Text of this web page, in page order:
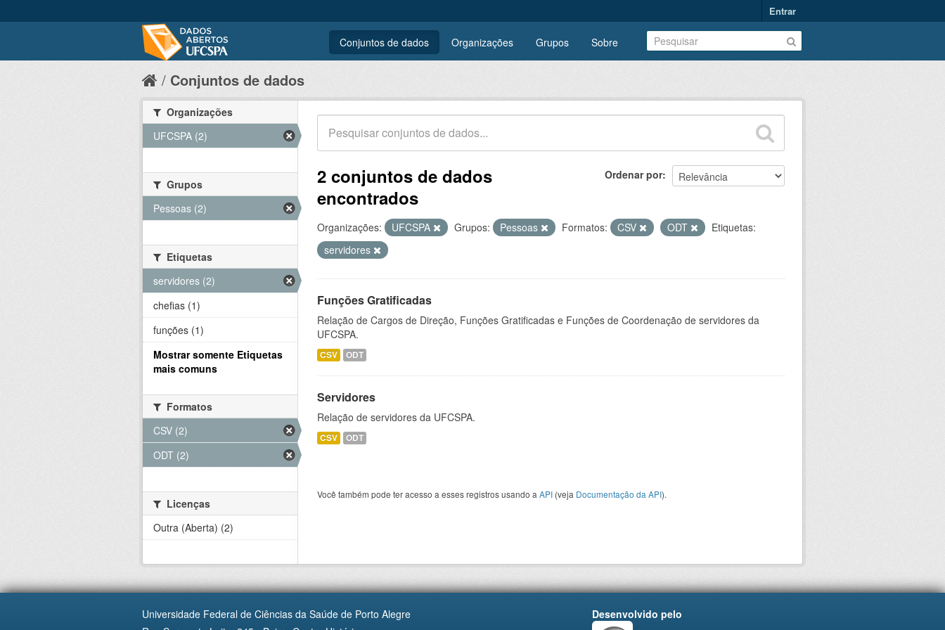
Entrar
Conjuntos de dados Organizações Grupos Sobre
Conjuntos de dados
Ordenar por
2 conjuntos de dados
encontrados
Organizações: UFCSPA Grupos: Pessoas Formatos: CSV ODT
Etiquetas:
servidores
Funções Gratificadas
Relação de Cargos de Direção, Funções Gratificadas e Funções de Coordenação de servidores da
UFCSPA.
CSV ODT
Servidores
Relação de servidores da UFCSPA.
CSV ODT
Você também pode ter acesso a esses registros usando a API (veja Documentação da API).
Organizações
UFCSPA (2)
Grupos
Pessoas (2)
Etiquetas
servidores (2)
chefias (1)
funções (1)
Mostrar somente Etiquetas
mais comuns
Formatos
CSV (2)
ODT (2)
Licenças
Outra (Aberta) (2)
Universidade Federal de Ciências da Saúde de Porto Alegre
Desenvolvido pelo